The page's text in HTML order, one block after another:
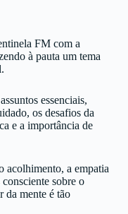
FM com a
à pauta um tema
essenciais,
os desafios da
e a importância de
acolhimento, a empatia
sobre o
da mente é tão